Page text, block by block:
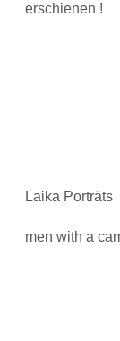
erschienen !
Laika Porträts
men with a